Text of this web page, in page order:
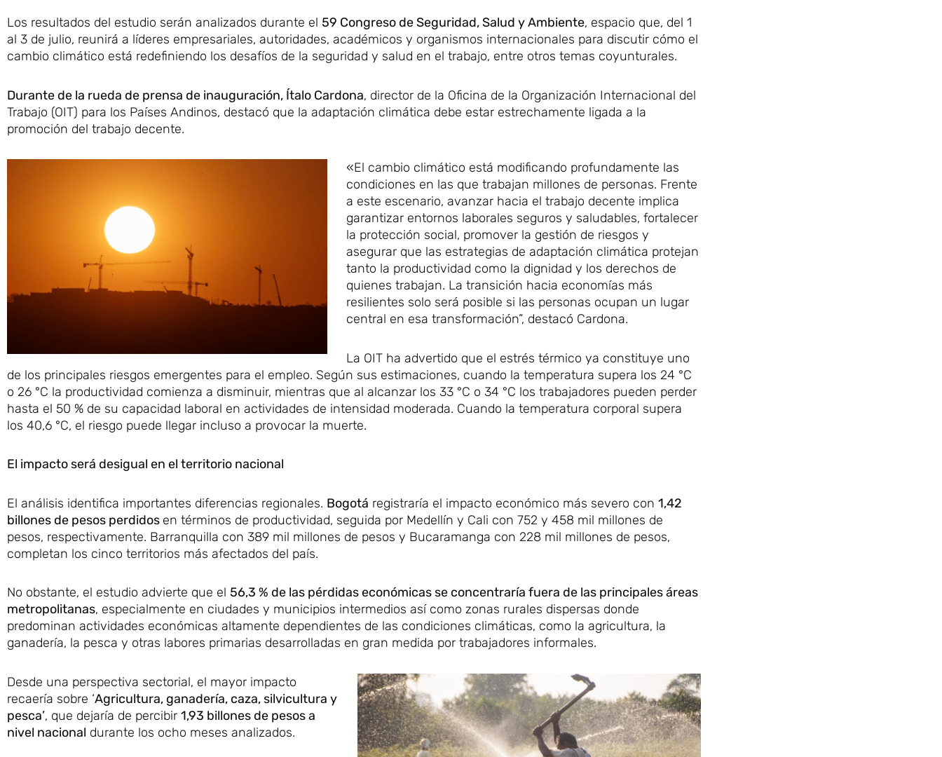
Los resultados del estudio serán analizados durante el 59 Congreso de Seguridad, Salud y Ambiente, espacio que, del 1
al 3 de julio, reunirá a líderes empresariales, autoridades, académicos y organismos internacionales para discutir cómo el
cambio climático está redefiniendo los desafíos de la seguridad y salud en el trabajo, entre otros temas coyunturales.
Durante de la rueda de prensa de inauguración, Ítalo Cardona, director de la Oficina de la Organización Internacional del
Trabajo (OIT) para los Países Andinos, destacó que la adaptación climática debe estar estrechamente ligada a la
promoción del trabajo decente.
«El cambio climático está modificando profundamente las
condiciones en las que trabajan millones de personas. Frente
a este escenario, avanzar hacia el trabajo decente implica
garantizar entornos laborales seguros y saludables, fortalecer
la protección social, promover la gestión de riesgos y
asegurar que las estrategias de adaptación climática protejan
tanto la productividad como la dignidad y los derechos de
quienes trabajan. La transición hacia economías más
resilientes solo será posible si las personas ocupan un lugar
central en esa transformación”, destacó Cardona.
La OIT ha advertido que el estrés térmico ya constituye uno
de los principales riesgos emergentes para el empleo. Según sus estimaciones, cuando la temperatura supera los 24 °C
o 26 °C la productividad comienza a disminuir, mientras que al alcanzar los 33 °C o 34 °C los trabajadores pueden perder
hasta el 50 % de su capacidad laboral en actividades de intensidad moderada. Cuando la temperatura corporal supera
los 40,6 °C, el riesgo puede llegar incluso a provocar la muerte.
El impacto será desigual en el territorio nacional
El análisis identifica importantes diferencias regionales. Bogotá registraría el impacto económico más severo con 1,42
billones de pesos perdidos en términos de productividad, seguida por Medellín y Cali con 752 y 458 mil millones de
pesos, respectivamente. Barranquilla con 389 mil millones de pesos y Bucaramanga con 228 mil millones de pesos,
completan los cinco territorios más afectados del país.
No obstante, el estudio advierte que el 56,3 % de las pérdidas económicas se concentraría fuera de las principales áreas
metropolitanas, especialmente en ciudades y municipios intermedios así como zonas rurales dispersas donde
predominan actividades económicas altamente dependientes de las condiciones climáticas, como la agricultura, la
ganadería, la pesca y otras labores primarias desarrolladas en gran medida por trabajadores informales.
Desde una perspectiva sectorial, el mayor impacto
recaería sobre ‘Agricultura, ganadería, caza, silvicultura y
pesca’, que dejaría de percibir 1,93 billones de pesos a
nivel nacional durante los ocho meses analizados.